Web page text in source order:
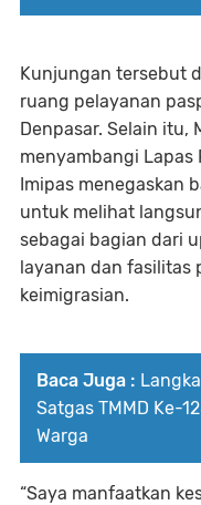
Kunjungan tersebut
ruang pelayanan
Denpasar. Selain itu,
menyambangi Lapas
Imipas menegaskan
untuk melihat
sebagai bagian dari
layanan dan fasilitas
keimigrasian.
Baca Juga :
Satgas TMMD Ke-
Warga
“Saya manfaatkan